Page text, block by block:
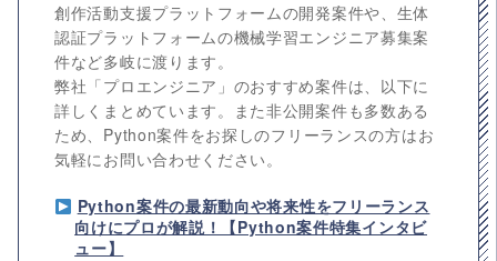
創作活動支援プラットフォームの開発案件や、生体
認証プラットフォームの機械学習エンジニア募集案
件など多岐に渡ります。
弊社「プロエンジニア」のおすすめ案件は、以下に
詳しくまとめています。また非公開案件も多数ある
ため、Python案件をお探しのフリーランスの方はお
気軽にお問い合わせください。
Python案件の最新動向や将来性をフリーランス
向けにプロが解説！【Python案件特集インタビ
ュー】